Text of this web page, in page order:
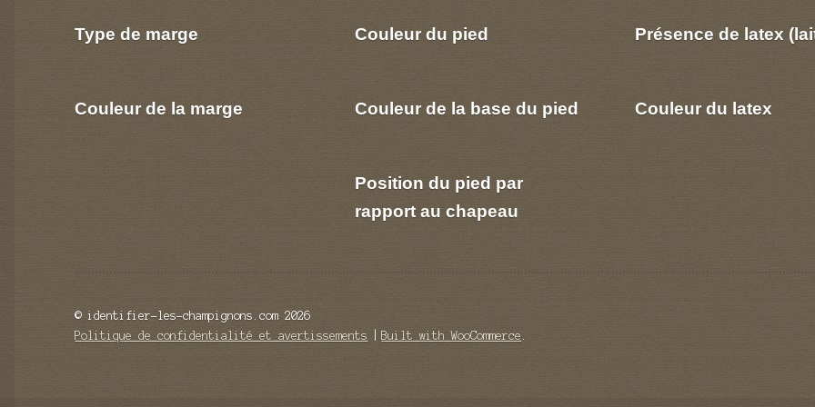
Type de marge
Couleur de la marge
Couleur du pied
Couleur de la base du pied
Position du pied par
rapport au chapeau
Présence de latex
Couleur du latex
© identifier-les-champignons.com 2026
Politique de confidentialité et avertissements
Built with WooCommerce